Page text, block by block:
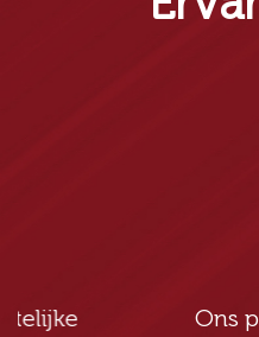
Sonja
Ons pap heeft